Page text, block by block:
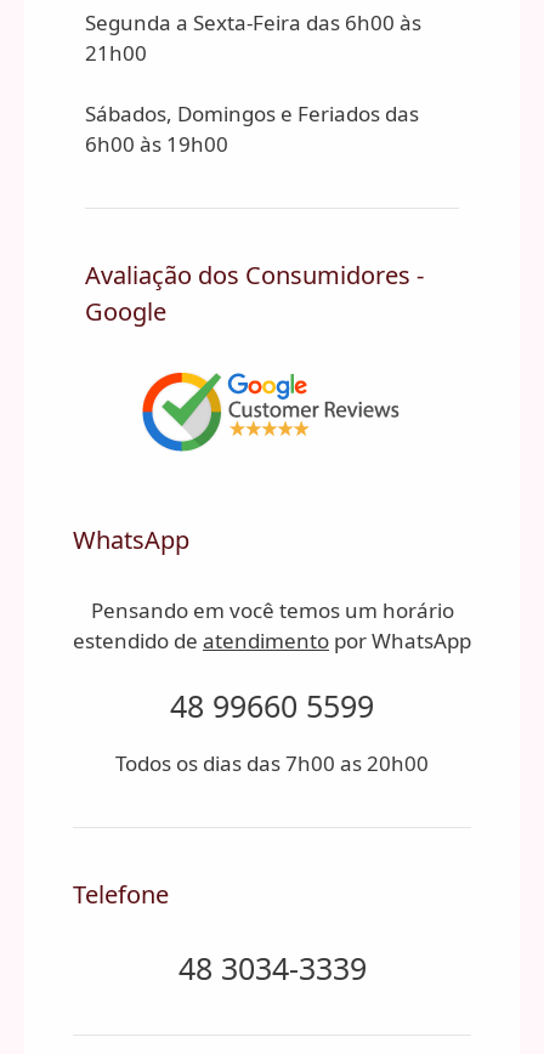
Segunda a Sexta-Feira das 6h00 às
21h00
Sábados, Domingos e Feriados das
6h00 às 19h00
Avaliação dos Consumidores -
Google
WhatsApp
Pensando em você temos um horário
estendido de atendimento por WhatsApp
48 99660 5599
Todos os dias das 7h00 as 20h00
Telefone
48 3034-3339